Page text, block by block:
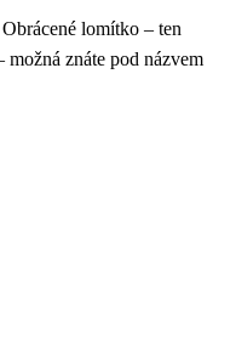
lomítko – ten
znáte pod názvem